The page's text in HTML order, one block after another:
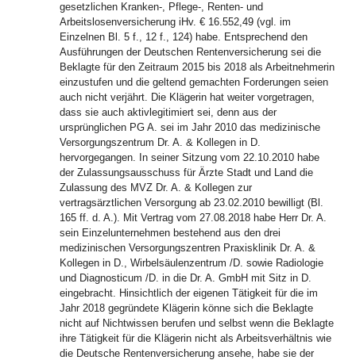
gesetzlichen Kranken-, Pflege-, Renten- und
Arbeitslosenversicherung iHv. € 16.552,49 (vgl. im
Einzelnen Bl. 5 f., 12 f., 124) habe. Entsprechend den
Ausführungen der Deutschen Rentenversicherung sei die
Beklagte für den Zeitraum 2015 bis 2018 als Arbeitnehmerin
einzustufen und die geltend gemachten Forderungen seien
auch nicht verjährt. Die Klägerin hat weiter vorgetragen,
dass sie auch aktivlegitimiert sei, denn aus der
ursprünglichen PG A. sei im Jahr 2010 das medizinische
Versorgungszentrum Dr. A. & Kollegen in D.
hervorgegangen. In seiner Sitzung vom 22.10.2010 habe
der Zulassungsausschuss für Ärzte Stadt und Land die
Zulassung des MVZ Dr. A. & Kollegen zur
vertragsärztlichen Versorgung ab 23.02.2010 bewilligt (Bl.
165 ff. d. A.). Mit Vertrag vom 27.08.2018 habe Herr Dr. A.
sein Einzelunternehmen bestehend aus den drei
medizinischen Versorgungszentren Praxisklinik Dr. A. &
Kollegen in D., Wirbelsäulenzentrum /D. sowie Radiologie
und Diagnosticum /D. in die Dr. A. GmbH mit Sitz in D.
eingebracht. Hinsichtlich der eigenen Tätigkeit für die im
Jahr 2018 gegründete Klägerin könne sich die Beklagte
nicht auf Nichtwissen berufen und selbst wenn die Beklagte
ihre Tätigkeit für die Klägerin nicht als Arbeitsverhältnis wie
die Deutsche Rentenversicherung ansehe, habe sie der